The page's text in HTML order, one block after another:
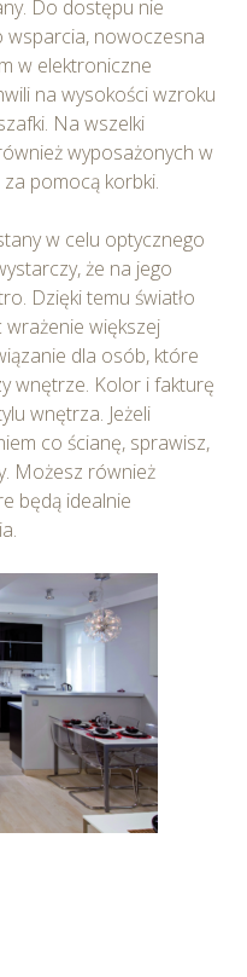
pozyskane w związku
w Serwisie,
z o.o. jako
oraz mogą być
Spravia Sp. z
ma prawo do
wniesienia
a także prawo do
Ochrony Danych
o plikach cookie
inne informacje
z korzystaniem z
prywatności – pliki
wyrażasz zgodę na
plików
zgody jest
i dokonać zmiany
w każdej chwili za
plików cookie”
– pliki
dotyczące
wykorzystywanie
opcji „Dostosuj
Do dostępu nie
wsparcia, nowoczesna
w elektroniczne
na wysokości wzroku
Na wszelki
wyposażonych w
pomocą korbki.
w celu optycznego
że na jego
Dzięki temu światło
wrażenie większej
dla osób, które
wnętrze. Kolor i fakturę
wnętrza. Jeżeli
co ścianę, sprawisz,
Możesz również
będą idealnie